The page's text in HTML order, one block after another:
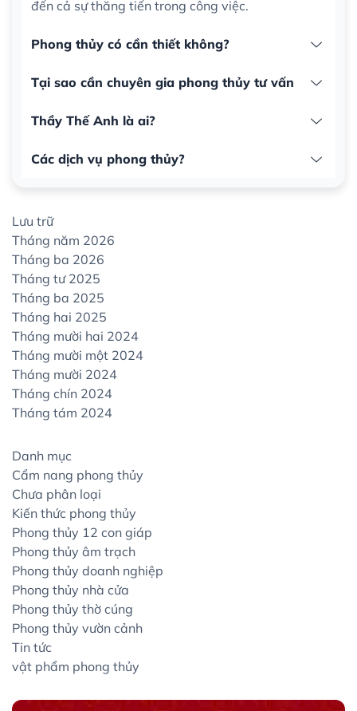
đến cả sự thăng tiến trong công việc.
Phong thủy có cần thiết không?
Tại sao cần chuyên gia phong thủy tư vấn
Thầy Thế Anh là ai?
Các dịch vụ phong thủy?
Lưu trữ
Tháng năm 2026
Tháng ba 2026
Tháng tư 2025
Tháng ba 2025
Tháng hai 2025
Tháng mười hai 2024
Tháng mười một 2024
Tháng mười 2024
Tháng chín 2024
Tháng tám 2024
Danh mục
Cẩm nang phong thủy
Chưa phân loại
Kiến thức phong thủy
Phong thủy 12 con giáp
Phong thủy âm trạch
Phong thủy doanh nghiệp
Phong thủy nhà cửa
Phong thủy thờ cúng
Phong thủy vườn cảnh
Tin tức
vật phẩm phong thủy